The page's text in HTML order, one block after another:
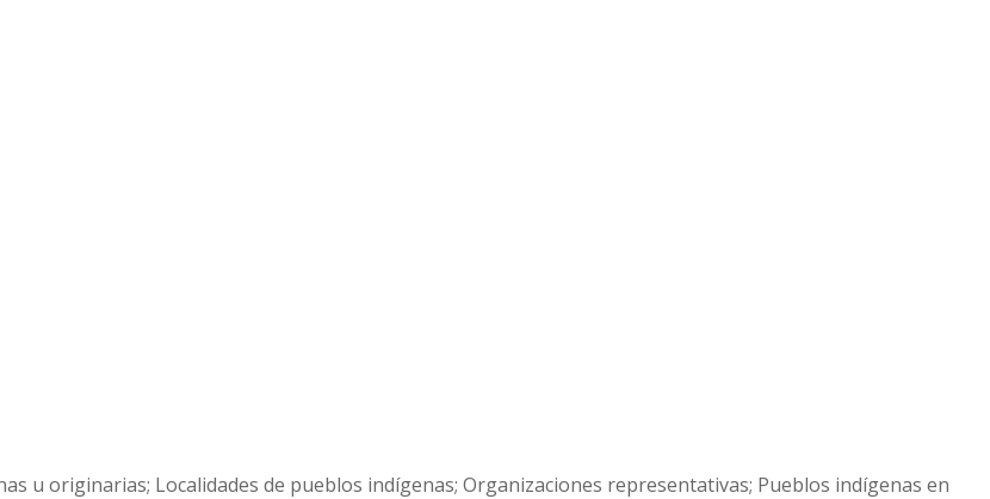
u originarias; Localidades de pueblos indígenas; Organizaciones representativas; Pueblos indígenas en